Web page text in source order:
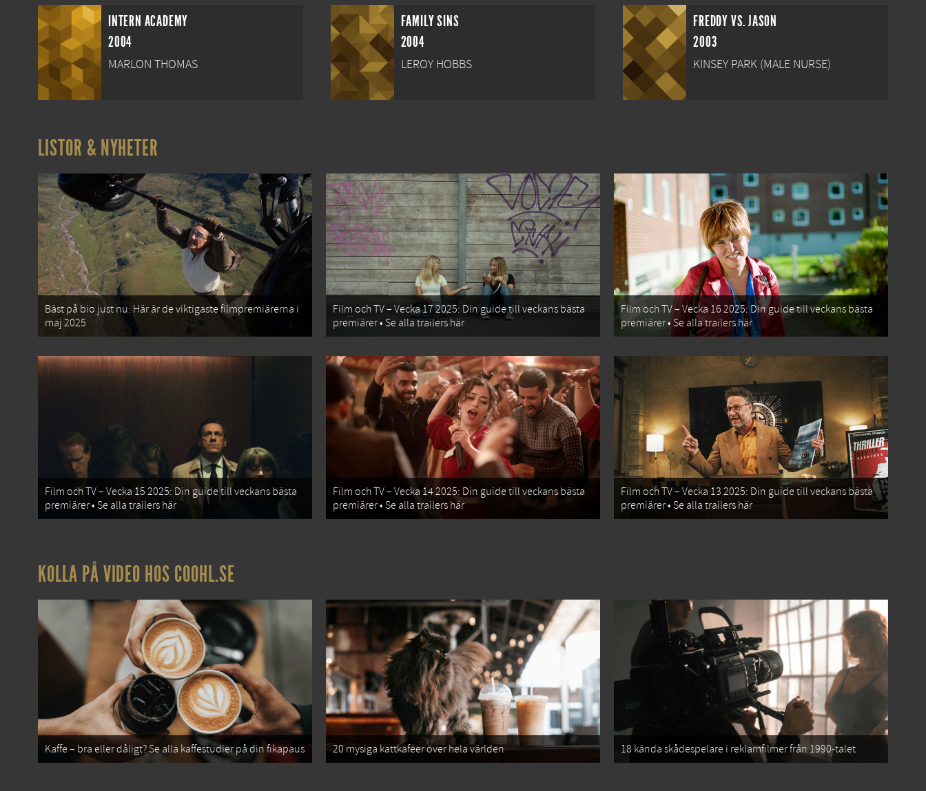
INTERN ACADEMY
2004
MARLON THOMAS
FAMILY SINS
2004
LEROY HOBBS
FREDDY VS. JASON
2003
KINSEY PARK (MALE NURSE)
LISTOR & NYHETER
Bäst på bio just nu: Här är de viktigaste filmpremiärerna i
maj 2025
Film och TV – Vecka 17 2025: Din guide till veckans bästa
premiärer • Se alla trailers här
Film och TV – Vecka 16 2025: Din guide till veckans bästa
premiärer • Se alla trailers här
Film och TV – Vecka 15 2025: Din guide till veckans bästa
premiärer • Se alla trailers här
Film och TV – Vecka 14 2025: Din guide till veckans bästa
premiärer • Se alla trailers här
Film och TV – Vecka 13 2025: Din guide till veckans bästa
premiärer • Se alla trailers här
KOLLA PÅ VIDEO HOS COOHL.SE
Kaffe – bra eller dåligt? Se alla kaffestudier på din fikapaus 20 mysiga kattkaféer över hela världen 18 kända skådespelare i reklamfilmer från 1990-talet